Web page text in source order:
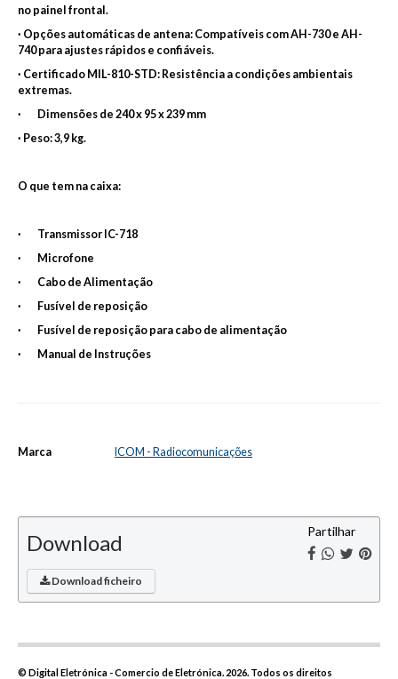
no painel frontal.
· Opções automáticas de antena: Compatíveis com AH-730 e AH-
740 para ajustes rápidos e confiáveis.
· Certificado MIL-810-STD: Resistência a condições ambientais
extremas.
· Dimensões de 240 x 95 x 239 mm
· Peso: 3,9 kg.
O que tem na caixa:
· Transmissor IC-718
· Microfone
· Cabo de Alimentação
· Fusível de reposição
· Fusível de reposição para cabo de alimentação
· Manual de Instruções
Marca ICOM - Radiocomunicações
Download
Download ficheiro
Partilhar
© Digital Eletrónica - Comercio de Eletrónica. 2026. Todos os direitos